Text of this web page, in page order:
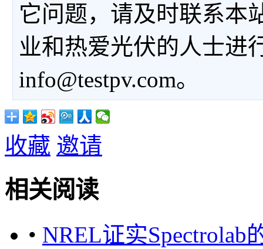
它问题，请及时联系本
业和热爱光伏的人士进
info@testpv.com。
收藏 邀请
相关阅读
• NREL证实